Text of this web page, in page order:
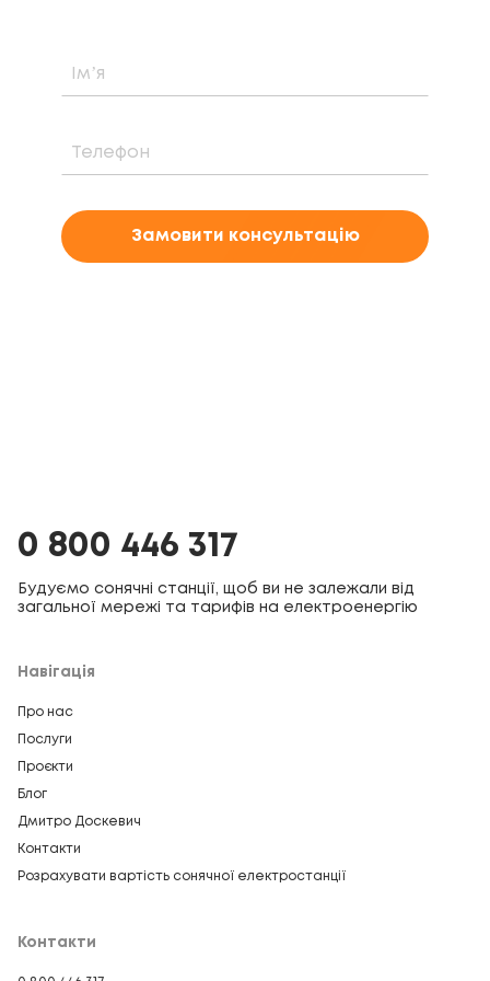
Замовити консультацію
0 800 446 317
Будуємо сонячні станції, щоб ви не залежали від
загальної мережі та тарифів на електроенергію
Навігація
Про нас
Послуги
Проєкти
Блог
Дмитро Доскевич
Контакти
Розрахувати вартість сонячної електростанції
Контакти